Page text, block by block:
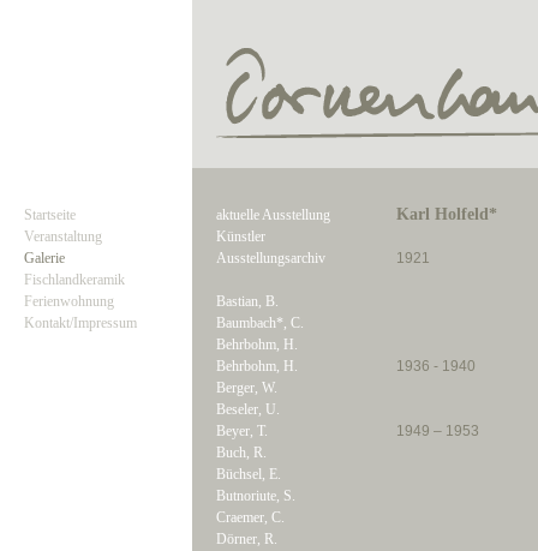
Startseite
Veranstaltung
Galerie
Fischlandkeramik
Ferienwohnung
Kontakt/Impressum
aktuelle Ausstellung
Künstler
Ausstellungsarchiv
Bastian, B.
Baumbach*, C.
Behrbohm, H.
Behrbohm, H.
Berger, W.
Beseler, U.
Beyer, T.
Buch, R.
Büchsel, E.
Butnoriute, S.
Craemer, C.
Dörner, R.
Karl Holfeld*
1921
1936 - 1940
1949 – 1953